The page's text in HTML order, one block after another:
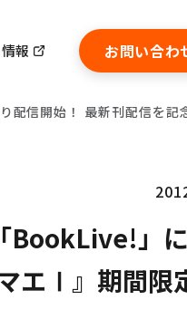
報 お問い合わ
信開始！ 最新刊配信を
BookLive!」
エⅠ』期間限